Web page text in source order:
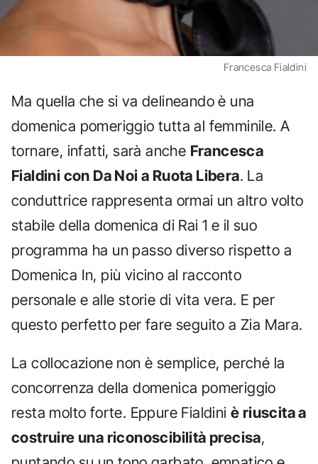
Francesca Fialdini
Ma quella che si va delineando è una
domenica pomeriggio tutta al femminile. A
tornare, infatti, sarà anche Francesca
Fialdini con Da Noi a Ruota Libera. La
conduttrice rappresenta ormai un altro volto
stabile della domenica di Rai 1 e il suo
programma ha un passo diverso rispetto a
Domenica In, più vicino al racconto
personale e alle storie di vita vera. E per
questo perfetto per fare seguito a Zia Mara.
La collocazione non è semplice, perché la
concorrenza della domenica pomeriggio
resta molto forte. Eppure Fialdini è riuscita a
costruire una riconoscibilità precisa,